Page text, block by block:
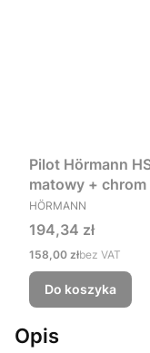
Pilot Hörmann HS 1
matowy + chrom
PRODUCENT
HÖRMANN
Cena
194,34 zł
Cena
158,00 złbez VAT
Do koszyka
Opis